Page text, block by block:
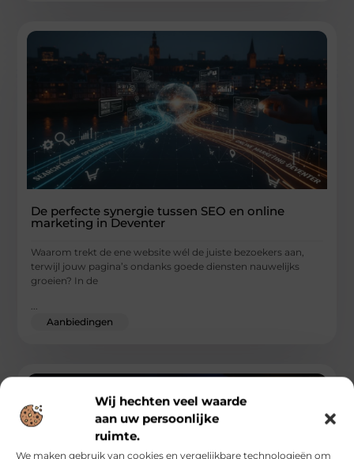
Wij hechten veel waarde
aan uw persoonlijke
ruimte.
We maken gebruik van cookies en vergelijkbare technologieën om
De perfecte synergie tussen SEO en online
marketing in Deventer
Waarom trekt de ene website wél de juiste bezoekers aan,
terwijl jouw pagina’s ondanks goede diensten nauwelijks
groeien? In de
...
Aanbiedingen